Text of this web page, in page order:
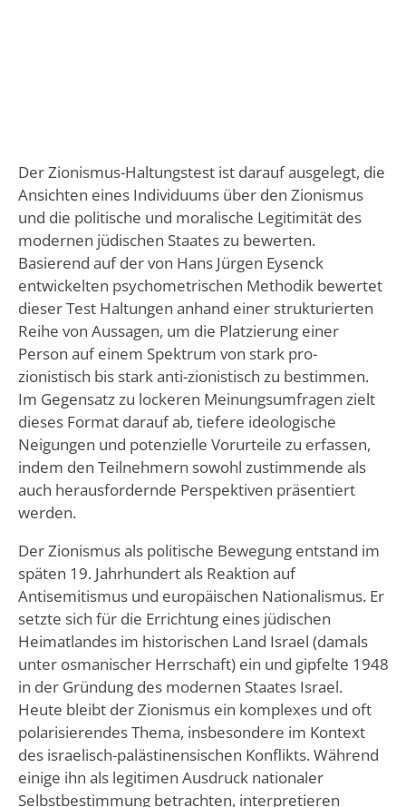
Der Zionismus-Haltungstest ist darauf ausgelegt, die
Ansichten eines Individuums über den Zionismus
und die politische und moralische Legitimität des
modernen jüdischen Staates zu bewerten.
Basierend auf der von Hans Jürgen Eysenck
entwickelten psychometrischen Methodik bewertet
dieser Test Haltungen anhand einer strukturierten
Reihe von Aussagen, um die Platzierung einer
Person auf einem Spektrum von stark pro-
zionistisch bis stark anti-zionistisch zu bestimmen.
Im Gegensatz zu lockeren Meinungsumfragen zielt
dieses Format darauf ab, tiefere ideologische
Neigungen und potenzielle Vorurteile zu erfassen,
indem den Teilnehmern sowohl zustimmende als
auch herausfordernde Perspektiven präsentiert
werden.
Der Zionismus als politische Bewegung entstand im
späten 19. Jahrhundert als Reaktion auf
Antisemitismus und europäischen Nationalismus. Er
setzte sich für die Errichtung eines jüdischen
Heimatlandes im historischen Land Israel (damals
unter osmanischer Herrschaft) ein und gipfelte 1948
in der Gründung des modernen Staates Israel.
Heute bleibt der Zionismus ein komplexes und oft
polarisierendes Thema, insbesondere im Kontext
des israelisch-palästinensischen Konflikts. Während
einige ihn als legitimen Ausdruck nationaler
Selbstbestimmung betrachten, interpretieren